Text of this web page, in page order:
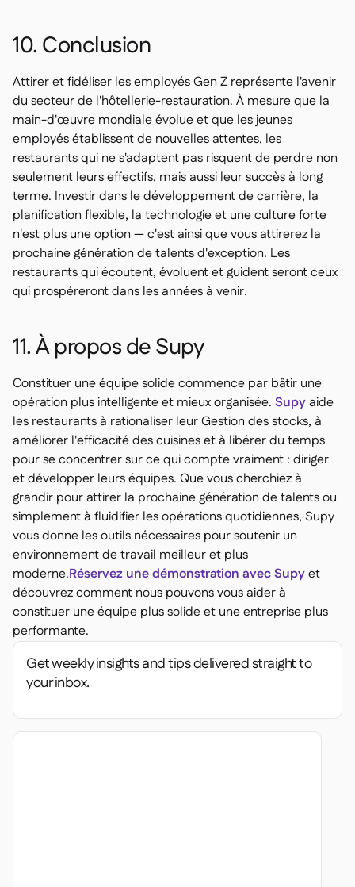
10. Conclusion
Attirer et fidéliser les employés Gen Z représente l'avenir
du secteur de l'hôtellerie-restauration. À mesure que la
main-d'œuvre mondiale évolue et que les jeunes
employés établissent de nouvelles attentes, les
restaurants qui ne s'adaptent pas risquent de perdre non
seulement leurs effectifs, mais aussi leur succès à long
terme. Investir dans le développement de carrière, la
planification flexible, la technologie et une culture forte
n'est plus une option — c'est ainsi que vous attirerez la
prochaine génération de talents d'exception. Les
restaurants qui écoutent, évoluent et guident seront ceux
qui prospéreront dans les années à venir.
11. À propos de Supy
Constituer une équipe solide commence par bâtir une
opération plus intelligente et mieux organisée. Supyaide
les restaurants à rationaliser leur Gestion des stocks, à
améliorer l'efficacité des cuisines et à libérer du temps
pour se concentrer sur ce qui compte vraiment : diriger
et développer leurs équipes. Que vous cherchiez à
grandir pour attirer la prochaine génération de talents ou
simplement à fluidifier les opérations quotidiennes, Supy
vous donne les outils nécessaires pour soutenir un
environnement de travail meilleur et plus
moderne.Réservez une démonstration avec Supyet
découvrez comment nous pouvons vous aider à
constituer une équipe plus solide et une entreprise plus
performante.
Get weekly insights and tips delivered straight to
your inbox.